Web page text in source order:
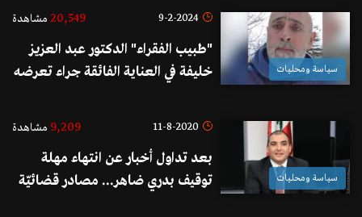
سياسة ومحليات
9-2-2024
20,549 مشاهدة
"طبيب الفقراء" الدكتور عبد العزيز
خليفة في العناية الفائقة جراء تعرضه
عمال سوريين
سياسة ومحليات
11-8-2020
9,209 مشاهدة
بعد تداول أخبار عن انتهاء مهلة
توقيف بدري ضاهر... مصادر قضائيّة